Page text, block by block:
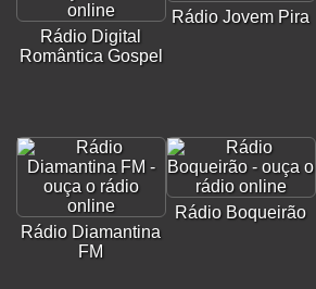
Rádio Digital
Romântica Gospel
Rádio Jovem Pira
Rádio Diamantina
FM
Rádio Boqueirão